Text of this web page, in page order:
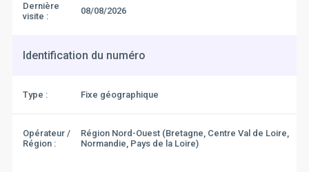
Dernière
visite :
08/08/2026
Identification du numéro
Type : Fixe géographique
Opérateur /
Région :
Région Nord-Ouest (Bretagne, Centre Val de Loire,
Normandie, Pays de la Loire)